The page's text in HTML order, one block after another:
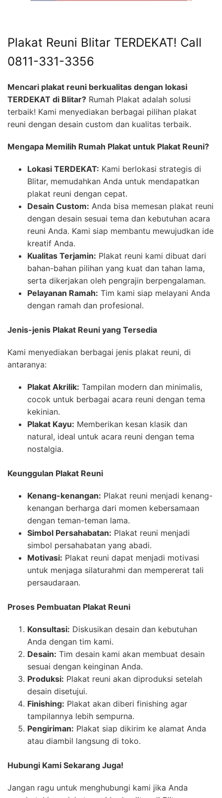
Plakat Reuni Blitar TERDEKAT! Call
0811-331-3356
Mencari plakat reuni berkualitas dengan lokasi
TERDEKAT di Blitar? Rumah Plakat adalah solusi
terbaik! Kami menyediakan berbagai pilihan plakat
reuni dengan desain custom dan kualitas terbaik.
Mengapa Memilih Rumah Plakat untuk Plakat Reuni?
Lokasi TERDEKAT: Kami berlokasi strategis di
Blitar, memudahkan Anda untuk mendapatkan
plakat reuni dengan cepat.
Desain Custom: Anda bisa memesan plakat reuni
dengan desain sesuai tema dan kebutuhan acara
reuni Anda. Kami siap membantu mewujudkan ide
kreatif Anda.
Kualitas Terjamin: Plakat reuni kami dibuat dari
bahan-bahan pilihan yang kuat dan tahan lama,
serta dikerjakan oleh pengrajin berpengalaman.
Pelayanan Ramah: Tim kami siap melayani Anda
dengan ramah dan profesional.
Jenis-jenis Plakat Reuni yang Tersedia
Kami menyediakan berbagai jenis plakat reuni, di
antaranya:
Plakat Akrilik: Tampilan modern dan minimalis,
cocok untuk berbagai acara reuni dengan tema
kekinian.
Plakat Kayu: Memberikan kesan klasik dan
natural, ideal untuk acara reuni dengan tema
nostalgia.
Keunggulan Plakat Reuni
Kenang-kenangan: Plakat reuni menjadi kenang-
kenangan berharga dari momen kebersamaan
dengan teman-teman lama.
Simbol Persahabatan: Plakat reuni menjadi
simbol persahabatan yang abadi.
Motivasi: Plakat reuni dapat menjadi motivasi
untuk menjaga silaturahmi dan mempererat tali
persaudaraan.
Proses Pembuatan Plakat Reuni
Konsultasi: Diskusikan desain dan kebutuhan
Anda dengan tim kami.
Desain: Tim desain kami akan membuat desain
sesuai dengan keinginan Anda.
Produksi: Plakat reuni akan diproduksi setelah
desain disetujui.
Finishing: Plakat akan diberi finishing agar
tampilannya lebih sempurna.
Pengiriman: Plakat siap dikirim ke alamat Anda
atau diambil langsung di toko.
Hubungi Kami Sekarang Juga!
Jangan ragu untuk menghubungi kami jika Anda